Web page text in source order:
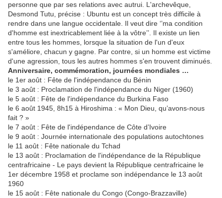
personne que par ses relations avec autrui. L'archevêque,
Desmond Tutu, précise : Ubuntu est un concept très difficile à
rendre dans une langue occidentale. Il veut dire ‘’ma condition
d'homme est inextricablement liée à la vôtre’’. Il existe un lien
entre tous les hommes, lorsque la situation de l'un d'eux
s'améliore, chacun y gagne. Par contre, si un homme est victime
d'une agression, tous les autres hommes s'en trouvent diminués.
Anniversaire, commémoration, journées mondiales …
le 1er août : Fête de l'indépendance du Bénin
le 3 août : Proclamation de l'indépendance du Niger (1960)
le 5 août : Fête de l'indépendance du Burkina Faso
le 6 août 1945, 8h15 à Hiroshima : « Mon Dieu, qu’avons-nous
fait ? »
le 7 août : Fête de l'indépendance de Côte d’Ivoire
le 9 août : Journée internationale des populations autochtones
le 11 août : Fête nationale du Tchad
le 13 août : Proclamation de l'indépendance de la République
centrafricaine - Le pays devient la République centrafricaine le
1er décembre 1958 et proclame son indépendance le 13 août
1960
le 15 août : Fête nationale du Congo (Congo-Brazzaville)